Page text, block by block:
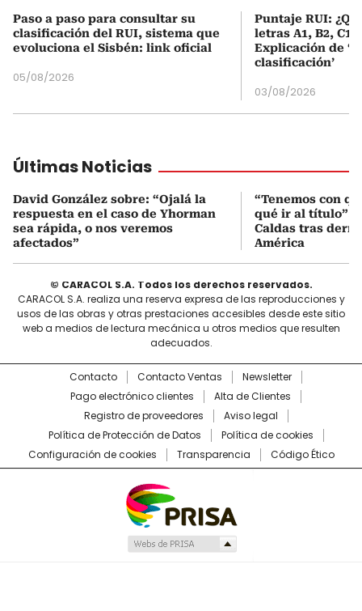
Paso a paso para consultar su
clasificación del RUI, sistema que
evoluciona el Sisbén: link oficial
05/08/2026
Puntaje RUI:
letras A1, B2, C1
Explicación de
clasificación’
03/08/2026
Últimas Noticias
David González sobre: “Ojalá la
respuesta en el caso de Yhorman
sea rápida, o nos veremos
afectados”
“Tenemos con
qué ir al título”:
Caldas tras
América
© CARACOL S.A. Todos los derechos reservados.
CARACOL S.A. realiza una reserva expresa de las reproducciones y
usos de las obras y otras prestaciones accesibles desde este sitio
web a medios de lectura mecánica u otros medios que resulten
adecuados.
Contacto Contacto Ventas
Newsletter
Pago electrónico clientes
Alta de Clientes
Registro de proveedores
Aviso legal
Política de Protección de Datos
Política de cookies
Configuración de cookies
Transparencia Código Ético